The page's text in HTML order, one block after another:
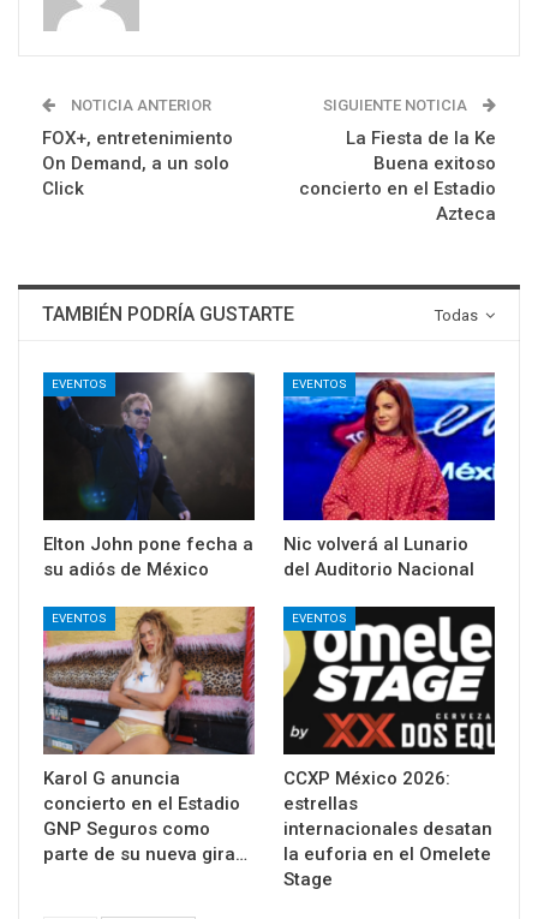
NOTICIA ANTERIOR
FOX+, entretenimiento
On Demand, a un solo
Click
SIGUIENTE NOTICIA
La Fiesta de la Ke
Buena exitoso
concierto en el Estadio
Azteca
Todas
TAMBIÉN PODRÍA GUSTARTE
EVENTOS
Elton John pone fecha a
su adiós de México
EVENTOS
Nic volverá al Lunario
del Auditorio Nacional
EVENTOS
Karol G anuncia
concierto en el Estadio
GNP Seguros como
parte de su nueva gira…
EVENTOS
CCXP México 2026:
estrellas
internacionales desatan
la euforia en el Omelete
Stage